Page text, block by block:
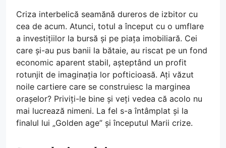
Criza interbelică seamănă dureros de izbitor cu
cea de acum. Atunci, totul a început cu o umflare
a investițiilor la bursă și pe piața imobiliară. Cei
care și-au pus banii la bătaie, au riscat pe un fond
economic aparent stabil, așteptând un profit
rotunjit de imaginația lor pofticioasă. Ați văzut
noile cartiere care se construiesc la marginea
orașelor? Priviți-le bine și veți vedea că acolo nu
mai lucrează nimeni. La fel s-a întâmplat și la
finalul lui „Golden age” și începutul Marii crize.